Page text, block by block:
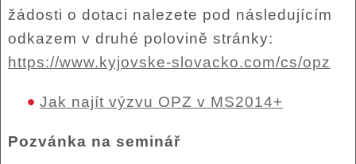
žádosti o dotaci nalezete pod následujícím
odkazem v druhé polovině stránky:
https://www.kyjovske-slovacko.com/cs/opz
Jak najít výzvu OPZ v MS2014+
Pozvánka na seminář